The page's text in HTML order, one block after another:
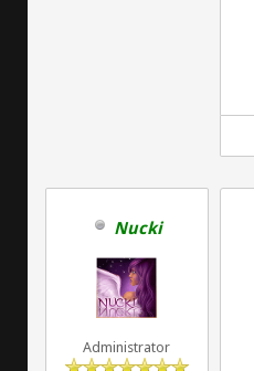
Nucki
Administrator